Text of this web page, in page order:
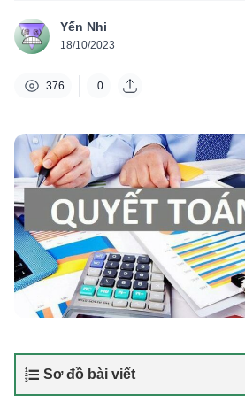
Yến Nhi
18/10/2023
376 0
Sơ đồ bài viết